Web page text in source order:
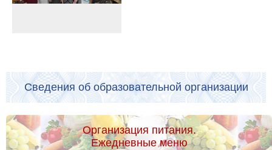
Сведения об образовательной организации
Организация питания.
Ежедневные меню